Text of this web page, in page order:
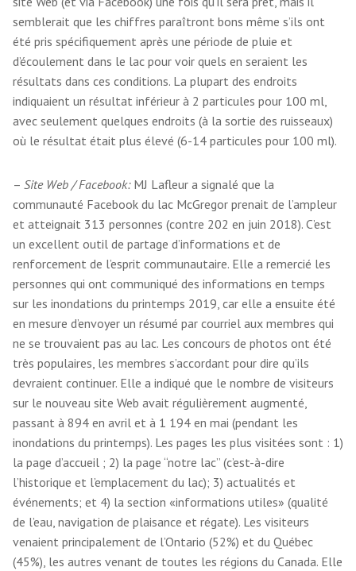
semblerait que les chiffres paraîtront bons même s’ils ont
été pris spécifiquement après une période de pluie et
d’écoulement dans le lac pour voir quels en seraient les
résultats dans ces conditions. La plupart des endroits
indiquaient un résultat inférieur à 2 particules pour 100 ml,
avec seulement quelques endroits (à la sortie des ruisseaux)
où le résultat était plus élevé (6-14 particules pour 100 ml).
– Site Web / Facebook:MJ Lafleur a signalé que la
communauté Facebook du lac McGregor prenait de l’ampleur
et atteignait 313 personnes (contre 202 en juin 2018). C’est
un excellent outil de partage d’informations et de
renforcement de l’esprit communautaire. Elle a remercié les
personnes qui ont communiqué des informations en temps
sur les inondations du printemps 2019, car elle a ensuite été
en mesure d’envoyer un résumé par courriel aux membres qui
ne se trouvaient pas au lac. Les concours de photos ont été
très populaires, les membres s’accordant pour dire qu’ils
devraient continuer. Elle a indiqué que le nombre de visiteurs
sur le nouveau site Web avait régulièrement augmenté,
passant à 894 en avril et à 1 194 en mai (pendant les
inondations du printemps). Les pages les plus visitées sont : 1)
la page d’accueil ; 2) la page “notre lac” (c’est-à-dire
l’historique et l’emplacement du lac); 3) actualités et
événements; et 4) la section «informations utiles» (qualité
de l’eau, navigation de plaisance et régate). Les visiteurs
venaient principalement de l’Ontario (52%) et du Québec
(45%), les autres venant de toutes les régions du Canada. Elle